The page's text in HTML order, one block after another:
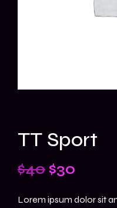
TT Sport
$40 $30
Lorem ipsum dolor sit